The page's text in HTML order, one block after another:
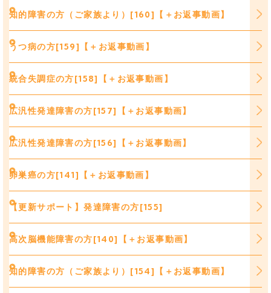
知的障害の方（ご家族より）[160]【＋お返事動画】
うつ病の方[159]【＋お返事動画】
統合失調症の方[158]【＋お返事動画】
広汎性発達障害の方[157]【＋お返事動画】
広汎性発達障害の方[156]【＋お返事動画】
卵巣癌の方[141]【＋お返事動画】
【更新サポート】発達障害の方[155]
高次脳機能障害の方[140]【＋お返事動画】
知的障害の方（ご家族より）[154]【＋お返事動画】